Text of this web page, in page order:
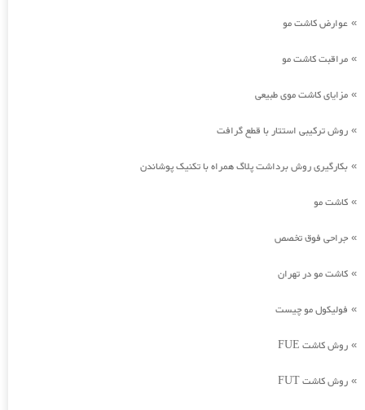
» عوارض کاشت مو
» مراقبت کاشت مو
» مزایای کاشت موی طبیعی
» روش ترکیبی استتار با قطع گرافت
» بکارگیری روش برداشت پلاگ همراه با تکنیک پوشاندن
» کاشت مو
» جراحی فوق تخصص
» کاشت مو در تهران
» فولیکول مو چیست
» روش کاشت FUE
» روش کاشت FUT